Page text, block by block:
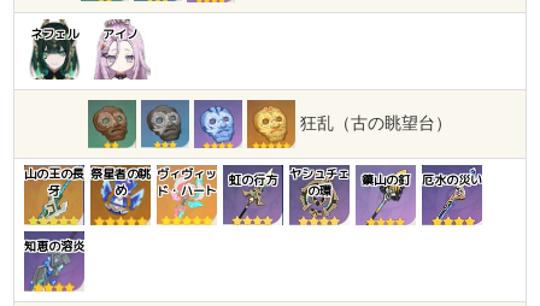
ネフェル アイノ
狂乱（古の眺望台）
山の王の長
牙
祭星者の眺
め
ヴィヴィッ
ド・ハート
虹の行方
ヤシュチェ
の環
鎮山の釘 厄水の災い
知恵の溶炎